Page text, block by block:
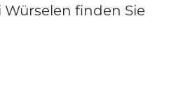
finden Sie